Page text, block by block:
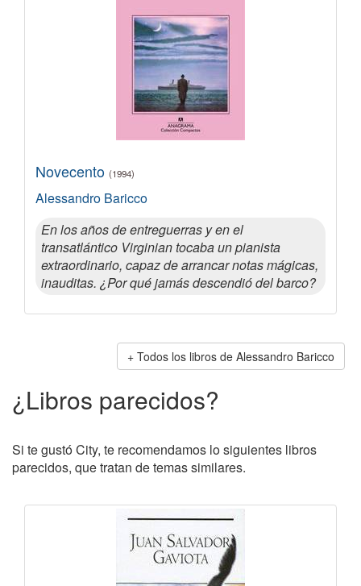
Novecento (1994)
Alessandro Baricco
En los años de entreguerras y en el
transatlántico Virginian tocaba un pianista
extraordinario, capaz de arrancar notas mágicas,
inauditas. ¿Por qué jamás descendió del barco?
Todos los libros de Alessandro Baricco
¿Libros parecidos?
Si te gustó City, te recomendamos lo siguientes libros
parecidos, que tratan de temas similares.